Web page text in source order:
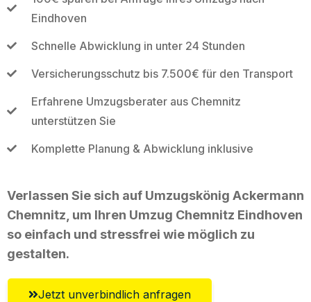
Eindhoven
Schnelle Abwicklung in unter 24 Stunden
Versicherungsschutz bis 7.500€ für den Transport
Erfahrene Umzugsberater aus Chemnitz
unterstützen Sie
Komplette Planung & Abwicklung inklusive
Verlassen Sie sich auf Umzugskönig Ackermann
Chemnitz, um Ihren Umzug Chemnitz Eindhoven
so einfach und stressfrei wie möglich zu
gestalten.
Jetzt unverbindlich anfragen